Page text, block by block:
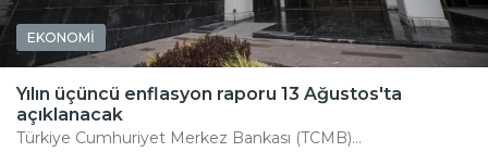
EKONOMİ
Yılın üçüncü enflasyon raporu 13 Ağustos'ta
açıklanacak
Türkiye Cumhuriyet Merkez Bankası (TCMB)...